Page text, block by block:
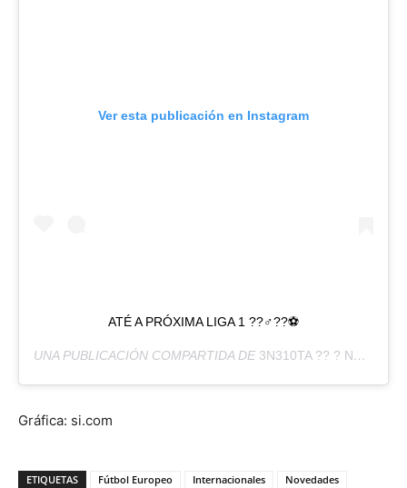
Ver esta publicación en Instagram
ATÉ A PRÓXIMA LIGA 1 ??‍♂️??⚽️
UNA PUBLICACIÓN COMPARTIDA DE 3N310TA ?? ? NEYMARJR
Gráfica: si.com
ETIQUETAS Fútbol Europeo Internacionales
Novedades